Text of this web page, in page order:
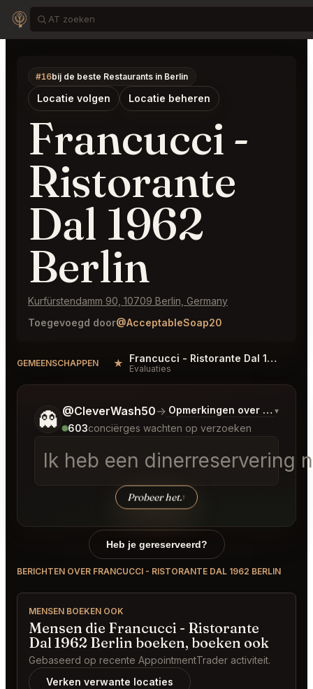
#16bij de beste Restaurants in Berlin
Locatie volgen Locatie beheren
Francucci -
Ristorante
Dal 1962
Berlin
Kurfürstendamm 90, 10709 Berlin, Germany
Toegevoegd door@AcceptableSoap20
GEMEENSCHAPPEN ★ Francucci - Ristorante Dal 1962 Berlin Reviews
Evaluaties
👻 @CleverWash50→ Opmerkingen over Laatste
▾
603conciërges wachten op verzoeken
Ik heb een dinerreservering
Probeer het.↑
Vertel me wat je wilt.
Heb je gereserveerd?
BERICHTEN OVER FRANCUCCI - RISTORANTE DAL 1962 BERLIN
MENSEN BOEKEN OOK
Mensen die Francucci - Ristorante
Dal 1962 Berlin boeken, boeken ook
Gebaseerd op recente AppointmentTrader activiteit.
Verken verwante locaties